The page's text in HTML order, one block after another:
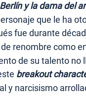
Berlín y la dama del
que le ha
fue durante
renombre como
de su talento no
breakout
y narcisismo